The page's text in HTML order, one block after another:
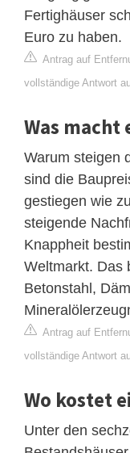
Fertighäuser
Euro zu haben.
Antrag auf
vollständige Antwort
Was macht
Warum steigen
sind die
gestiegen wie
steigende
Knappheit
Weltmarkt. Das
Betonstahl,
Antrag auf
vollständige Antwort
Wo kostet
Unter den